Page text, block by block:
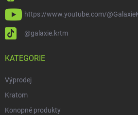
https://www.youtube.com/
@galaxie.krtm
KATEGORIE
Výprodej
Kratom
Konopné produkty